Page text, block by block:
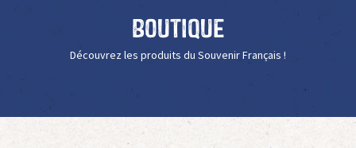
Boutique
Découvrez les produits du Souvenir Français !